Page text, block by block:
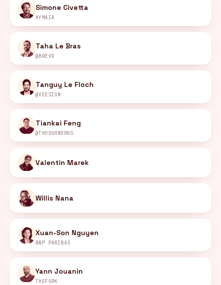
Simone Civetta
HYMAÏA
Taha Le Bras
@BREVO
Tanguy Le Floch
@VEESION
Tiankai Feng
@THOUGHWORKS
Valentin Marek
Willis Nana
Xuan-Son Nguyen
BNP PARIBAS
Yann Jouanin
THEFORK